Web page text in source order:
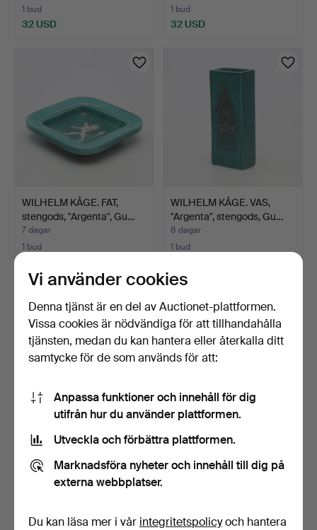
1 bud
32 USD
1 bud
32 USD
WILHELM KÅGE. FAT,
stengods, "Argenta", Gu…
7 dagar
1 bud
WILHELM KÅGE. VAS,
"Argenta", stengods, Gu…
8 dagar
1 bud
LISA LARSON. FIGURIN,
7 dagar
MARIKA LANG. LITOGRAFI,
8 dagar
Vi använder cookies
Denna tjänst är en del av Auctionet-plattformen.
Vissa cookies är nödvändiga för att tillhandahålla
tjänsten, medan du kan hantera eller återkalla ditt
samtycke för de som används för att:
Anpassa funktioner och innehåll för dig
utifrån hur du använder plattformen.
Utveckla och förbättra plattformen.
Marknadsföra nyheter och innehåll till dig på
externa webbplatser.
Du kan läsa mer i vår integritetspolicyoch hantera